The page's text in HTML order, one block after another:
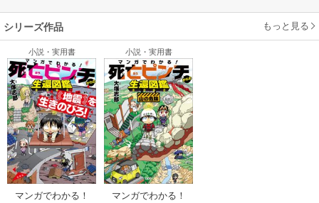
シリーズ作品 もっと見る
小説・実用書
マンガでわかる！
小説・実用書
マンガでわかる！